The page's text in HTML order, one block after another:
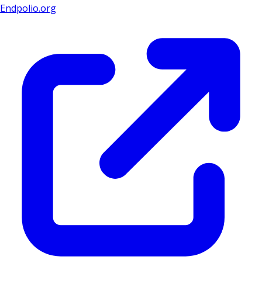
Endpolio.org